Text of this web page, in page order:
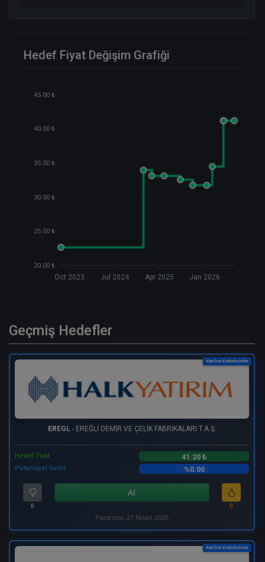
Hedef Fiyat Değişim Grafiği
45.00 ₺
40.00 ₺
35.00 ₺
30.00 ₺
25.00 ₺
20.00 ₺
Oct 2023 Jul 2024 Apr 2025 Jan 2026
Geçmiş Hedefler
Katılım Endeksinde
EREGL- EREĞLİ DEMİR VE ÇELİK FABRİKALARI T.A.Ş.
Hedef Fiyat 41.20 ₺
Potansiyel Getiri %0.00
0
Al
0
Pazartesi, 27 Nisan 2026
Katılım Endeksinde